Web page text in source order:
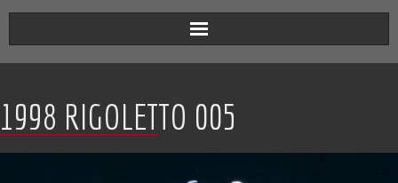
Aktuell
Werkverzeichnis
Biografie
1998 RIGOLETTO 005